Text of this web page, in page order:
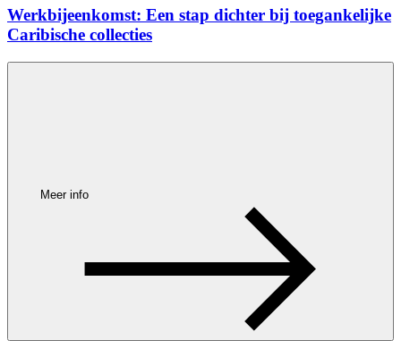
Werkbijeenkomst: Een stap dichter bij toegankelijke
Caribische collecties
Meer info